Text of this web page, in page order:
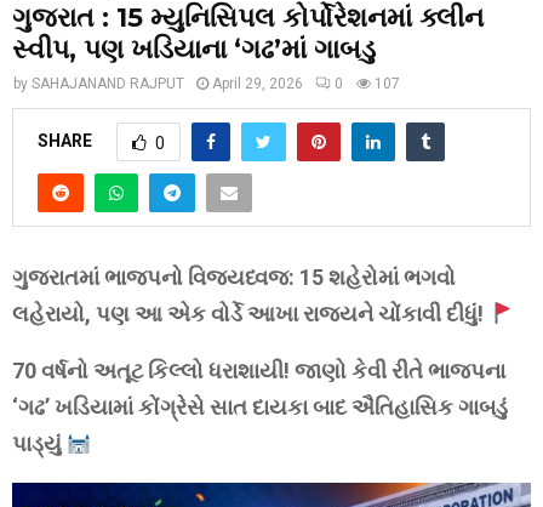
ગુજરાત : 15 મ્યુનિસિપલ કોર્પોરેશનમાં ક્લીન
સ્વીપ, પણ ખડિયાના ‘ગઢ’માં ગાબડુ
by SAHAJANAND RAJPUT April 29, 2026 0 107
SHARE 0
ગુજરાતમાં ભાજપનો વિજયધ્વજ: 15 શહેરોમાં ભગવો
લહેરાયો, પણ આ એક વોર્ડે આખા રાજ્યને ચોંકાવી દીધું!
70 વર્ષનો અતૂટ કિલ્લો ધરાશાયી! જાણો કેવી રીતે ભાજપના
‘ગઢ’ ખડિયામાં કોંગ્રેસે સાત દાયકા બાદ ઐતિહાસિક ગાબડું
પાડ્યું